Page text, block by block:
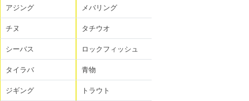
アジング メバリング
チヌ タチウオ
シーバス ロックフィッシュ
タイラバ 青物
ジギング トラウト